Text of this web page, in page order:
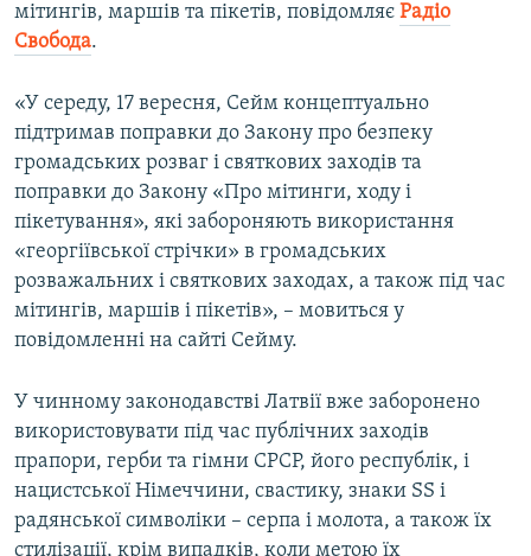
мітингів, маршів та пікетів, повідомляє Радіо
Свобода.
«У середу, 17 вересня, Сейм концептуально
підтримав поправки до Закону про безпеку
громадських розваг і святкових заходів та
поправки до Закону «Про мітинги, ходу і
пікетування», які забороняють використання
«георгіївської стрічки» в громадських
розважальних і святкових заходах, а також під час
мітингів, маршів і пікетів», – мовиться у
повідомленні на сайті Сейму.
У чинному законодавстві Латвії вже заборонено
використовувати під час публічних заходів
прапори, герби та гімни СРСР, його республік, і
нацистської Німеччини, свастику, знаки SS і
радянської символіки – серпа і молота, а також їх
стилізації, крім випадків, коли метою їх